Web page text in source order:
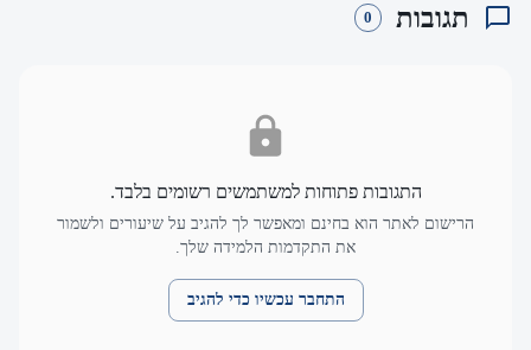
תגובות 0
התגובות פתוחות למשתמשים רשומים בלבד.
הרישום לאתר הוא בחינם ומאפשר לך להגיב על שיעורים ולשמור
את התקדמות הלמידה שלך.
התחבר עכשיו כדי להגיב